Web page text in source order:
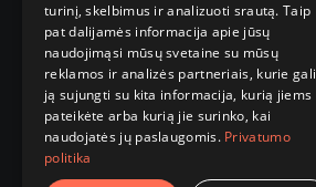
Parodų rūmai
Didžioji Vandens g. 2, LT-91246 Klaipėda
III-VII 11:00-19:00
Kontaktai ir struktūra
Darbuotojų kontaktai
Administracinė informacija
turinį, skelbimus ir analizuoti srautą. Taip
pat dalijamės informacija apie jūsų
naudojimąsi mūsų svetaine su mūsų
reklamos ir analizės partneriais, kurie gali
ją sujungti su kita informacija, kurią jiems
pateikėte arba kurią jie surinko, kai
naudojatės jų paslaugomis. Privatumo
politika